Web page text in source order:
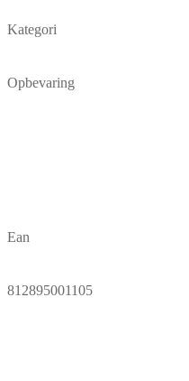
Kategori
Opbevaring
Ean
812895001105